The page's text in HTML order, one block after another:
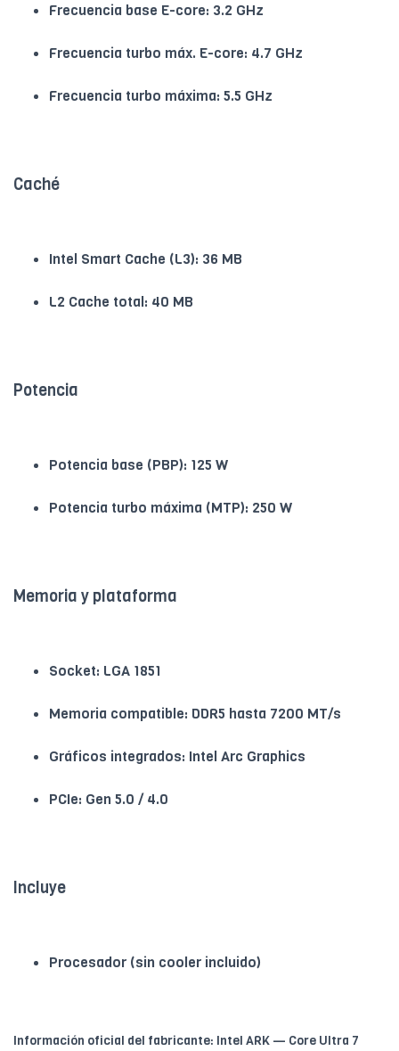
Frecuencia base E-core: 3.2 GHz
Frecuencia turbo máx. E-core: 4.7 GHz
Frecuencia turbo máxima: 5.5 GHz
Caché
Intel Smart Cache (L3): 36 MB
L2 Cache total: 40 MB
Potencia
Potencia base (PBP): 125 W
Potencia turbo máxima (MTP): 250 W
Memoria y plataforma
Socket: LGA 1851
Memoria compatible: DDR5 hasta 7200 MT/s
Gráficos integrados: Intel Arc Graphics
PCIe: Gen 5.0 / 4.0
Incluye
Procesador (sin cooler incluido)
Información oficial del fabricante: Intel ARK — Core Ultra 7